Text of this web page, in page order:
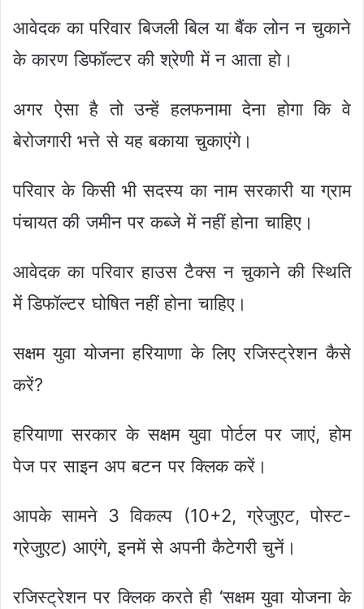
आवेदक का परिवार बिजली बिल या बैंक लोन न चुकाने
के कारण डिफॉल्टर की श्रेणी में न आता हो।
अगर ऐसा है तो उन्हें हलफनामा देना होगा कि वे
बेरोजगारी भत्ते से यह बकाया चुकाएंगे।
परिवार के किसी भी सदस्य का नाम सरकारी या ग्राम
पंचायत की जमीन पर कब्जे में नहीं होना चाहिए।
आवेदक का परिवार हाउस टैक्स न चुकाने की स्थिति
में डिफॉल्टर घोषित नहीं होना चाहिए।
सक्षम युवा योजना हरियाणा के लिए रजिस्ट्रेशन कैसे
करें?
हरियाणा सरकार के सक्षम युवा पोर्टल पर जाएं, होम
पेज पर साइन अप बटन पर क्लिक करें।
आपके सामने 3 विकल्प (10+2, ग्रेजुएट, पोस्ट-
ग्रेजुएट) आएंगे, इनमें से अपनी कैटेगरी चुनें।
रजिस्ट्रेशन पर क्लिक करते ही ‘सक्षम युवा योजना के